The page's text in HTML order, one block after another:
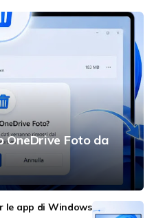
OneDrive Foto da
le app di Windows